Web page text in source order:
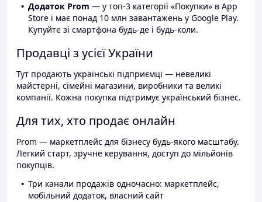
Додаток Prom — у топ-3 категорії «Покупки» в App
Store і має понад 10 млн завантажень у Google Play.
Купуйте зі смартфона будь-де і будь-коли.
Продавці з усієї України
Тут продають українські підприємці — невеликі
майстерні, сімейні магазини, виробники та великі
компанії. Кожна покупка підтримує український бізнес.
Для тих, хто продає онлайн
Prom — маркетплейс для бізнесу будь-якого масштабу.
Легкий старт, зручне керування, доступ до мільйонів
покупців.
Три канали продажів одночасно: маркетплейс,
мобільний додаток, власний сайт